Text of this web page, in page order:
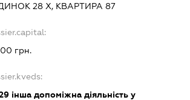
28 Х, КВАРТИРА 87
грн.
інша допоміжна діяльність у